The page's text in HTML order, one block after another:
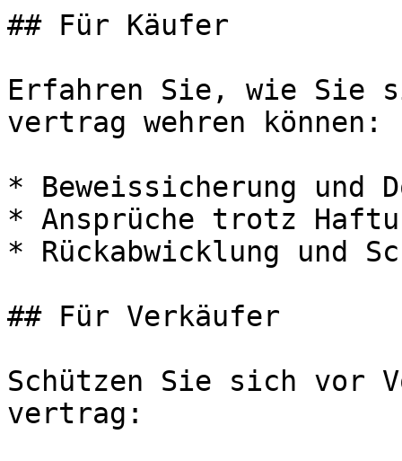
## Für Käufer
Erfahren Sie, wie Sie
vertrag wehren können:
* Beweissicherung und
* Ansprüche trotz
* Rückabwicklung und
## Für Verkäufer
Schützen Sie sich vor
vertrag: